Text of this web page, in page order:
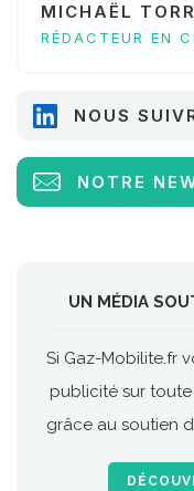
MICHAËL
RÉDACTEUR EN
NOUS
NOTRE
UN MÉDIA
Si Gaz-Mobilite.fr
publicité sur
grâce au soutien